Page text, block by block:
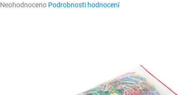
Průměrné
Neohodnoceno Podrobnosti hodnocení